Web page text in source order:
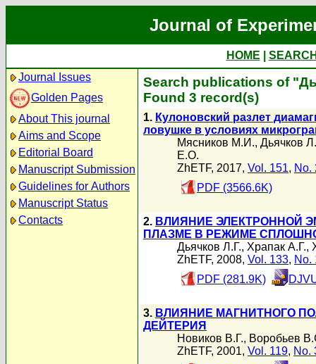
Journal of
HOME
Journal Issues
Golden Pages
About This journal
Aims and Scope
Editorial Board
Manuscript Submission
Guidelines for Authors
Manuscript Status
Contacts
Search publications of
Found 3 record(s)
1. Кулоновский разлет
ловушке в условиях
Мясников М.И., Дьячков
Е.О.
ZhETF, 2017, Vol. 151, No.
PDF (3566.6K)
2. ВЛИЯНИЕ ЭЛЕКТРОННОЙ
ПЛАЗМЕ В РЕЖИМЕ
Дьячков Л.Г., Храпак А.Г.,
ZhETF, 2008, Vol. 133, No.
PDF (281.9K)
3. ВЛИЯНИЕ МАГНИТНОГО
ДЕЙТЕРИЯ
Новиков В.Г., Воробьев
ZhETF, 2001, Vol. 119, No.